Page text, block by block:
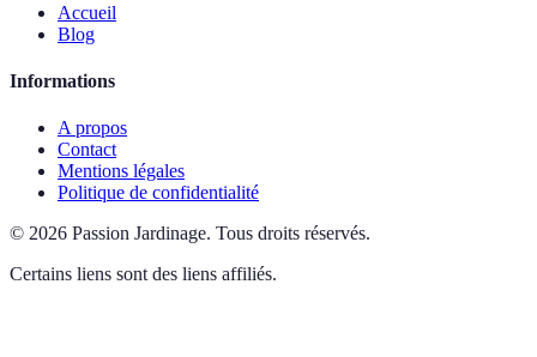
Accueil
Blog
Informations
A propos
Contact
Mentions légales
Politique de confidentialité
© 2026 Passion Jardinage. Tous droits réservés.
Certains liens sont des liens affiliés.